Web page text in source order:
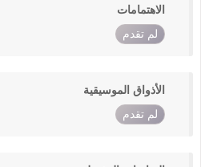
الاهتمامات
لم تقدم
الأذواق الموسيقية
لم تقدم